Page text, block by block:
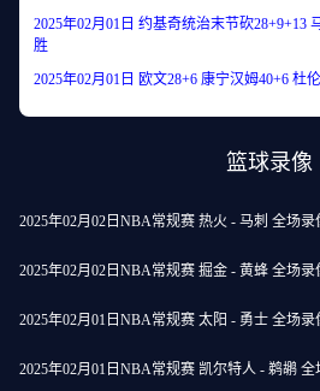
2025年02月01日 约基奇统治末节砍28+9+13
胜
2025年02月01日 欧文28+6 康宁汉姆40+6 杜
篮球录像
2025年02月02日NBA常规赛 热火 - 马刺 全场录
2025年02月02日NBA常规赛 掘金 - 黄蜂 全场录
2025年02月01日NBA常规赛 太阳 - 勇士 全场录
2025年02月01日NBA常规赛 凯尔特人 - 鹈鹕 全